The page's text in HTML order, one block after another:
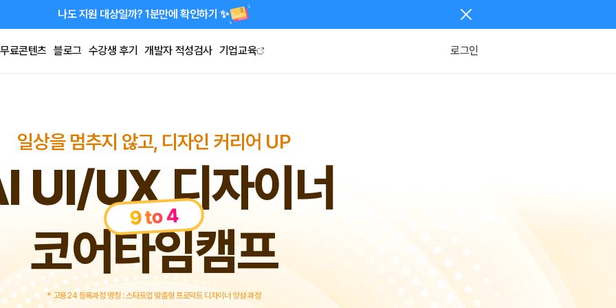
나도 지원 대상일까? 1분만에 확인하기 ✨
무료콘텐츠 블로그 수강생 후기 개발자 적성검사 기업교육 로그인
일상을 멈추지 않고, 디자인 커리어 UP
UI/UX 디자이너
코어타임캠프
9 to 4
* 고용24 등록과정 명칭 : 스타트업 맞춤형 프로덕트 디자이너 양성 과정